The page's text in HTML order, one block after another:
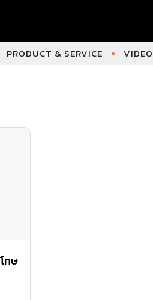
PRODUCT & SERVICE VIDEO
ทษ